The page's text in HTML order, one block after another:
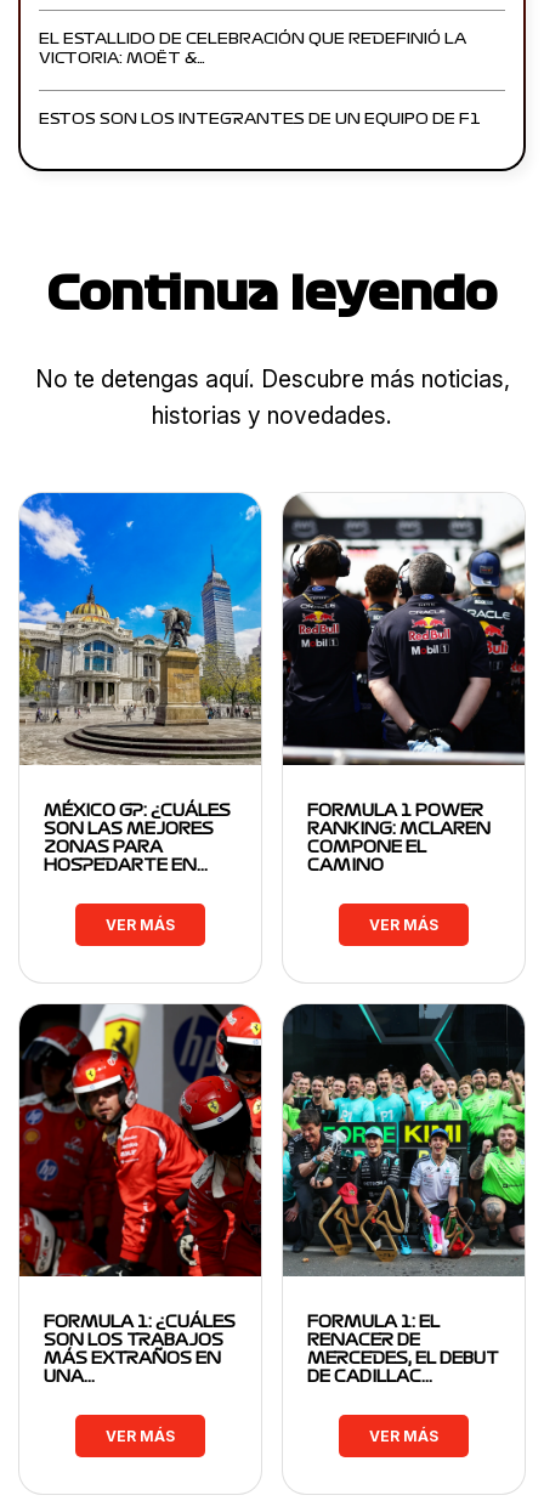
EL ESTALLIDO DE CELEBRACIÓN QUE REDEFINIÓ LA
VICTORIA: MOËT &…
ESTOS SON LOS INTEGRANTES DE UN EQUIPO DE F1
Continua leyendo
No te detengas aquí. Descubre más noticias,
historias y novedades.
MÉXICO GP: ¿CUÁLES
SON LAS MEJORES
ZONAS PARA
HOSPEDARTE EN…
VER MÁS
FORMULA 1 POWER
RANKING: MCLAREN
COMPONE EL
CAMINO
VER MÁS
FORMULA 1: ¿CUÁLES
SON LOS TRABAJOS
MÁS EXTRAÑOS EN
UNA…
VER MÁS
FORMULA 1: EL
RENACER DE
MERCEDES, EL DEBUT
DE CADILLAC…
VER MÁS